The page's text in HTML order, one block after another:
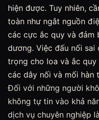
hiện được. Tuy nhiên,
toàn như ngắt nguồn
các cực ắc quy và đảm
dương. Việc đấu nối sai
trọng cho loa và ắc
các dây nối và mối hàn
Đối với những người
không tự tin vào khả
dịch vụ chuyên nghiệp